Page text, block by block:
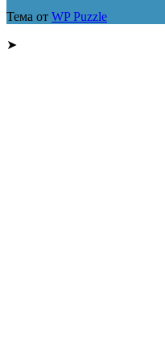
Тема от WP Puzzle
➤